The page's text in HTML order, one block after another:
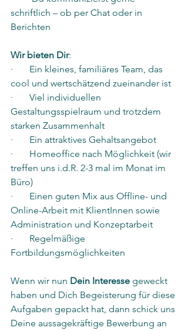
schriftlich – ob per Chat oder in
Berichten
Wir bieten Dir:
·       Ein kleines, familiäres Team, das
cool und wertschätzend zueinander ist
·       Viel individuellen
Gestaltungsspielraum und trotzdem
starken Zusammenhalt
·       Ein attraktives Gehaltsangebot
·       Homeoffice nach Möglichkeit (wir
treffen uns i.d.R. 2-3 mal im Monat im
Büro)
·       Einen guten Mix aus Offline- und
Online-Arbeit mit KlientInnen sowie
Administration und Konzeptarbeit
·       Regelmäßige
Fortbildungsmöglichkeiten
Wenn wir nun Dein Interesse geweckt
haben und Dich Begeisterung für diese
Aufgaben gepackt hat, dann schick uns
Deine aussagekräftige Bewerbung an